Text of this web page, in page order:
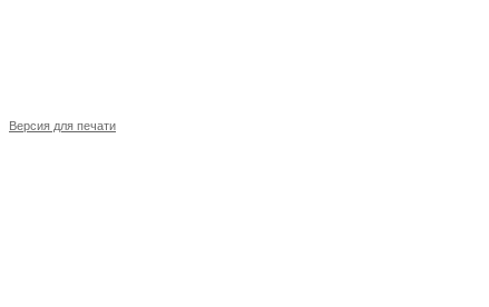
Версия для печати